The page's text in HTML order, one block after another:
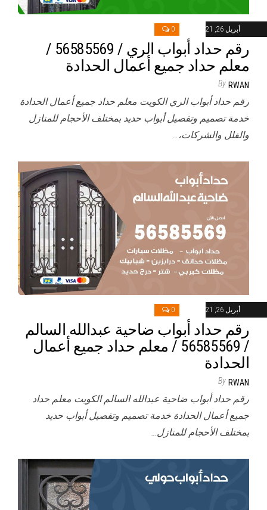
أبريل 26, 2021 0
رقم حداد أبواب الري / 56585569 /
معلم حداد جميع أعمال الحدادة
By RWAN
رقم حداد أبواب الري الكويت معلم حداد جميع أعمال الحدادة
خدمة تصميم وتفصيل أبواب حديد بمختلف الأحجام للمنازل
والفلل والشركات،…
أبريل 26, 2021 0
رقم حداد أبواب ضاحية عبدالله السالم
/ 56585569 / معلم حداد جميع أعمال
الحدادة
By RWAN
رقم حداد أبواب ضاحية عبدالله السالم الكويت معلم حداد
جميع أعمال الحدادة خدمة تصميم وتفصيل أبواب حديد
بمختلف الأحجام للمنازل…